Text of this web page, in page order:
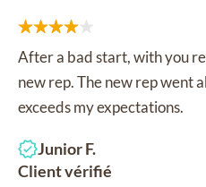
After a bad start, with you
new rep. The new rep went
exceeds my expectations.
Junior F.
Client vérifié